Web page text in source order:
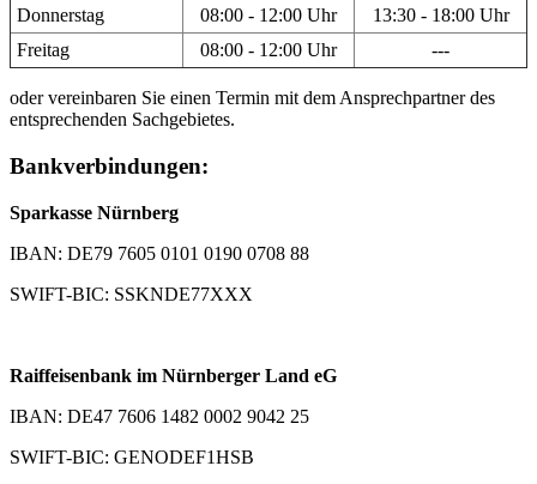
Donnerstag 08:00 - 12:00 Uhr
13:30 - 18:00 Uhr
Freitag
08:00 - 12:00 Uhr ---
oder vereinbaren Sie einen Termin mit dem Ansprechpartner des
entsprechenden Sachgebietes.
Bankverbindungen:
Sparkasse Nürnberg
IBAN: DE79 7605 0101 0190 0708 88
SWIFT-BIC: SSKNDE77XXX
Raiffeisenbank im Nürnberger Land eG
IBAN: DE47 7606 1482 0002 9042 25
SWIFT-BIC: GENODEF1HSB